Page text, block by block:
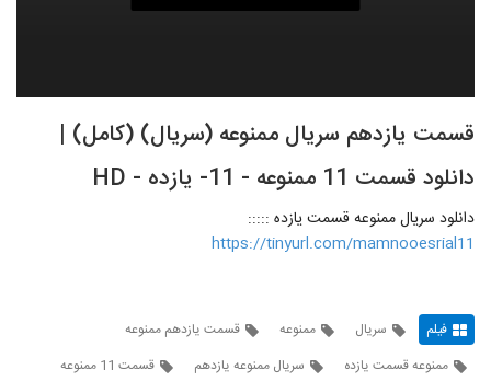
قسمت یازدهم سریال ممنوعه (سریال) (کامل) |
دانلود قسمت 11 ممنوعه - 11- یازده - HD‌
دانلود سریال ممنوعه قسمت یازده :::::
https://tinyurl.com/mamnooesrial11
فیلم سریال ممنوعه
قسمت یازدهم ممنوعه
ممنوعه قسمت یازده
سریال ممنوعه یازدهم
قسمت 11 ممنوعه